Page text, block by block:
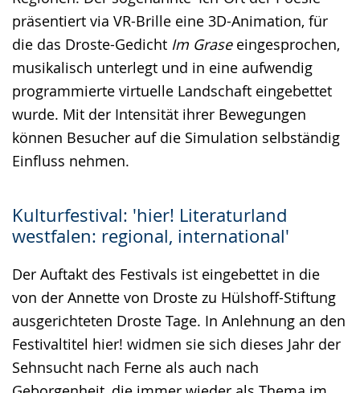
präsentiert via VR-Brille eine 3D-Animation, für
die das Droste-Gedicht Im Grase eingesprochen,
musikalisch unterlegt und in eine aufwendig
programmierte virtuelle Landschaft eingebettet
wurde. Mit der Intensität ihrer Bewegungen
können Besucher auf die Simulation selbständig
Einfluss nehmen.
Kulturfestival: 'hier! Literaturland
westfalen: regional, international'
Der Auftakt des Festivals ist eingebettet in die
von der Annette von Droste zu Hülshoff-Stiftung
ausgerichteten Droste Tage. In Anlehnung an den
Festivaltitel hier! widmen sie sich dieses Jahr der
Sehnsucht nach Ferne als auch nach